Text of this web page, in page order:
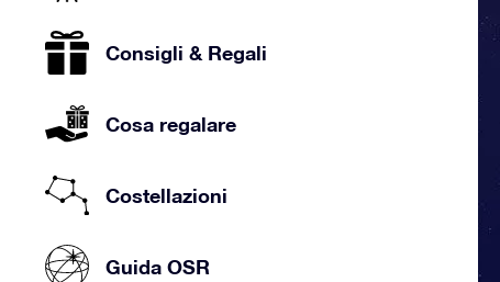
Consigli & Regali
Cosa regalare
Costellazioni
Guida OSR